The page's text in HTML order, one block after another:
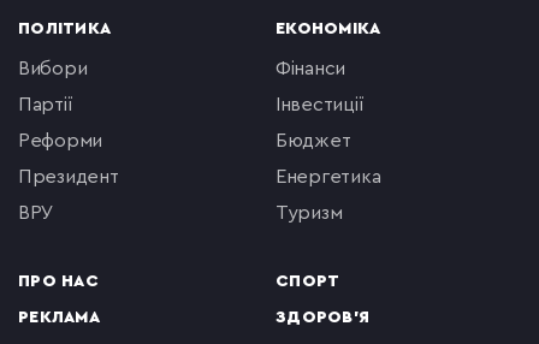
ПОЛІТИКА
вибори
партії
реформи
президент
ВРУ
ПРО НАС
РЕКЛАМА
ЕКОНОМІКА
фінанси
інвестиції
бюджет
енергетика
туризм
СПОРТ
ЗДОРОВ'Я